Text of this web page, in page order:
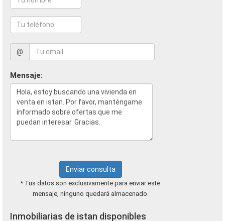
@
Mensaje:
Enviar consulta
* Tus datos son exclusivamente para enviar este
mensaje, ninguno quedará almacenado.
Inmobiliarias de istan disponibles